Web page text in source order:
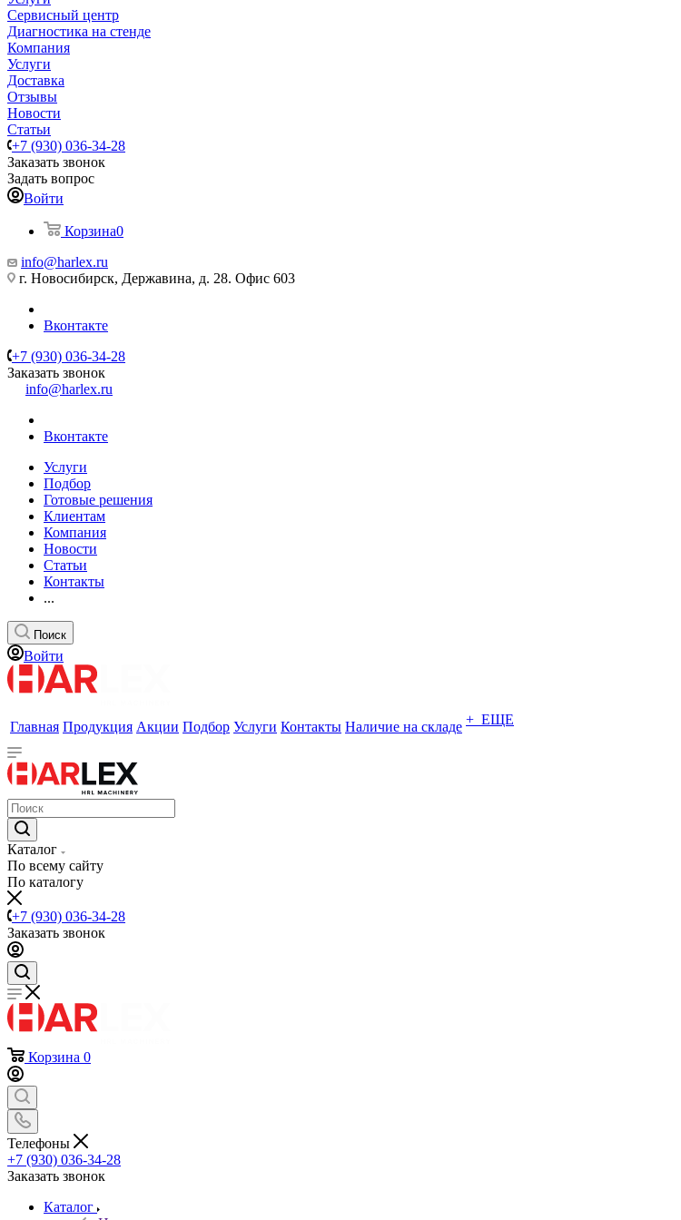
Сервисный центр
Диагностика на стенде
Компания
Услуги
Доставка
Отзывы
Новости
Статьи
+7 (930) 036-34-28
Заказать звонок
Задать вопрос
Войти
Корзина0
info@harlex.ru
г. Новосибирск, Державина, д. 28. Офис 603
Вконтакте
+7 (930) 036-34-28
Заказать звонок
info@harlex.ru
Вконтакте
Услуги
Подбор
Готовые решения
Клиентам
Компания
Новости
Статьи
Контакты
...
Поиск
Войти
Главная Продукция Акции Подбор Услуги Контакты Наличие на складе + ЕЩЕ
Каталог
По всему сайту
По каталогу
+7 (930) 036-34-28
Заказать звонок
Корзина 0
Телефоны
+7 (930) 036-34-28
Заказать звонок
Каталог